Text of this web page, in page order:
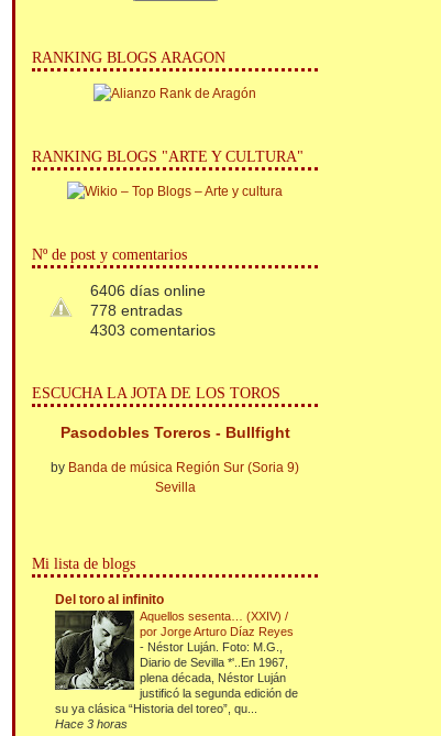
RANKING BLOGS ARAGON
RANKING BLOGS "ARTE Y CULTURA"
Nº de post y comentarios
6406 días online
778 entradas
4303 comentarios
ESCUCHA LA JOTA DE LOS TOROS
Pasodobles Toreros - Bullfight
by Banda de música Región Sur (Soria 9)
Sevilla
Mi lista de blogs
Del toro al infinito
Aquellos sesenta… (XXIV) /
por Jorge Arturo Díaz Reyes
- Néstor Luján. Foto: M.G.,
Diario de Sevilla *'..En 1967,
plena década, Néstor Luján
justificó la segunda edición de
su ya clásica “Historia del toreo”, qu...
Hace 3 horas